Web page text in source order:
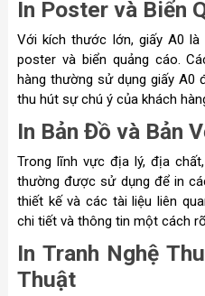
In Poster và Biển
Với kích thước lớn, giấy A0
poster và biển quảng cáo.
hàng thường sử dụng giấy A0
thu hút sự chú ý của khách
In Bản Đồ và Bản
Trong lĩnh vực địa lý, địa
thường được sử dụng để in
thiết kế và các tài liệu liên
chi tiết và thông tin một cách rõ
In Tranh Nghệ
Thuật